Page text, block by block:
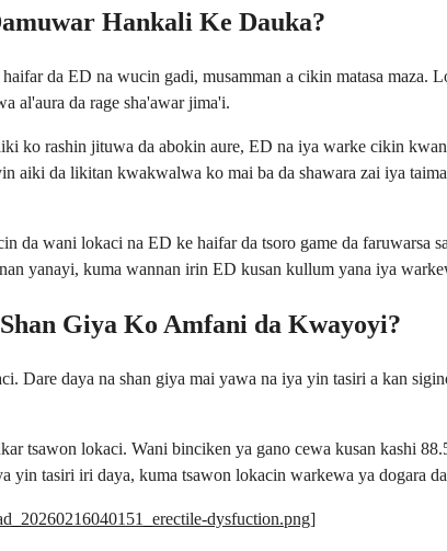
Hankali Ke Dauka?
da ED na wucin gadi, musamman a cikin matasa
al'aura da rage sha'awar jima'i.
ko rashin jituwa da abokin aure, ED na iya warke cikin
aiki da likitan kwakwalwa ko mai ba da shawara zai iya
da wani lokaci na ED ke haifar da tsoro game da faruwarsa
yanayi, kuma wannan irin ED kusan kullum yana iya
Giya Ko Amfani da Kwayoyi?
Dare daya na shan giya mai yawa na iya yin tasiri a kan
tsawon lokaci. Wani binciken ya gano cewa kusan kashi
tasiri iri daya, kuma tsawon lokacin warkewa ya dogara
dysfuction.png]